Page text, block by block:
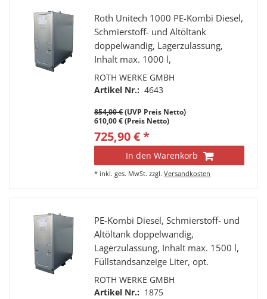
Roth Unitech 1000 PE-Kombi Diesel,
Schmierstoff- und Altöltank
doppelwandig, Lagerzulassung,
Inhalt max. 1000 l,
Füllstandsanzeige Liter, opt.
Leckanzeige, Stahlrohr-Fußgestell, 4
ROTH WERKE GMBH
Artikel Nr.: 4643
854,00 €(UVP Preis Netto)
610,00 € (Preis Netto)
725,90 € *
In den Warenkorb
* inkl. ges. MwSt. zzgl.Versandkosten
PE-Kombi Diesel, Schmierstoff- und
Altöltank doppelwandig,
Lagerzulassung, Inhalt max. 1500 l,
Füllstandsanzeige Liter, opt.
Leckanzeige, Stahlrohr-Fußgestell, 4
Tragegriffe, 4 Stutzen a 2” IG, Fabr.
ROTH WERKE GMBH
Artikel Nr.: 1875